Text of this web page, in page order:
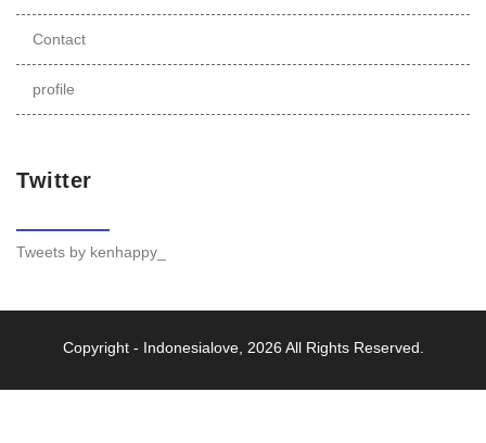
Contact
profile
Twitter
Tweets by kenhappy_
Copyright - Indonesialove, 2026 All Rights Reserved.